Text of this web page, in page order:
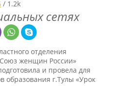
/ 1.2k
сетях
отделения
женщин России»
и провела для
образования г.Тулы «Урок